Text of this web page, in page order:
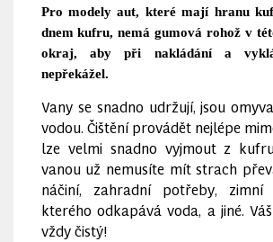
Pro modely aut, které mají hranu
dnem kufru, nemá gumová rohož v
okraj, aby při nakládání a
nepřekážel.
Vany se snadno udržují, jsou
vodou. Čištění provádět nejlépe
lze velmi snadno vyjmout z
vanou už nemusíte mít strach
náčiní, zahradní potřeby, zimní
kterého odkapává voda, a jiné.
vždy čistý!